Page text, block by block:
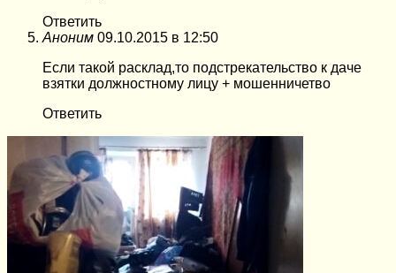
Ответить
Аноним 09.10.2015 в 12:50
Если такой расклад,то подстрекательство к даче
взятки должностному лицу + мошенничетво
Ответить